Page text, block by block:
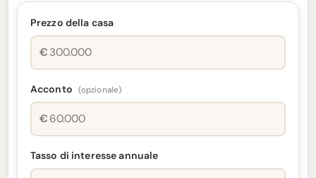
Prezzo della casa
€
Acconto (opzionale)
€
Tasso di interesse annuale